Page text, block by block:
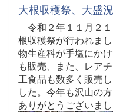
大根収穫祭、大盛況
令和２年１１月２
根収穫祭が行われま
物生産科が手塩にか
も販売、また、レア
工食品も数多く販売
した。今年も沢山の
ありがとうございまし